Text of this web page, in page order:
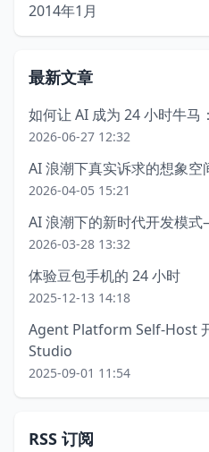
2014年1月
最新文章
如何让 AI 成为 24 小时牛马
2026-06-27 12:32
AI 浪潮下真实诉求的想象
2026-04-05 15:21
AI 浪潮下的新时代开发模
2026-03-28 13:32
体验豆包手机的 24 小时
2025-12-13 14:18
Agent Platform Self-Host
Studio
2025-09-01 11:54
RSS 订阅